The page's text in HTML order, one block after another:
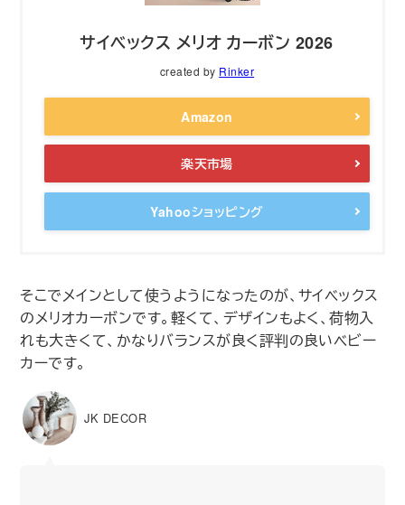
サイベックス メリオ カーボン 2026
created by Rinker
Amazon
楽天市場
Yahooショッピング
そこでメインとして使うようになったのが、サイベックス
のメリオカーボンです。軽くて、デザインもよく、荷物入
れも大きくて、かなりバランスが良く評判の良いベビー
カーです。
JK DECOR